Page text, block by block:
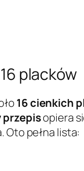
placków
16 cienkich
opiera
Oto pełna lista: